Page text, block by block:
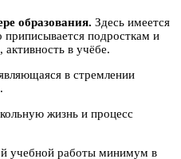
образования. Здесь имеется
приписывается подросткам и
в учёбе.
в стремлении
жизнь и процесс
учебной работы минимум в